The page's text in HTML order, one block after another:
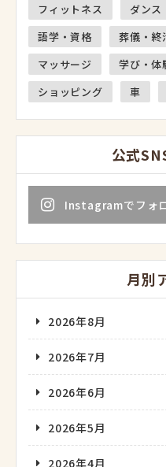
フィットネス
ダンス
語学・資格
葬儀・終
マッサージ
学び・体
ショッピング
車
公式
Instagramでフォ
月別
2026年8月
2026年7月
2026年6月
2026年5月
2026年4月